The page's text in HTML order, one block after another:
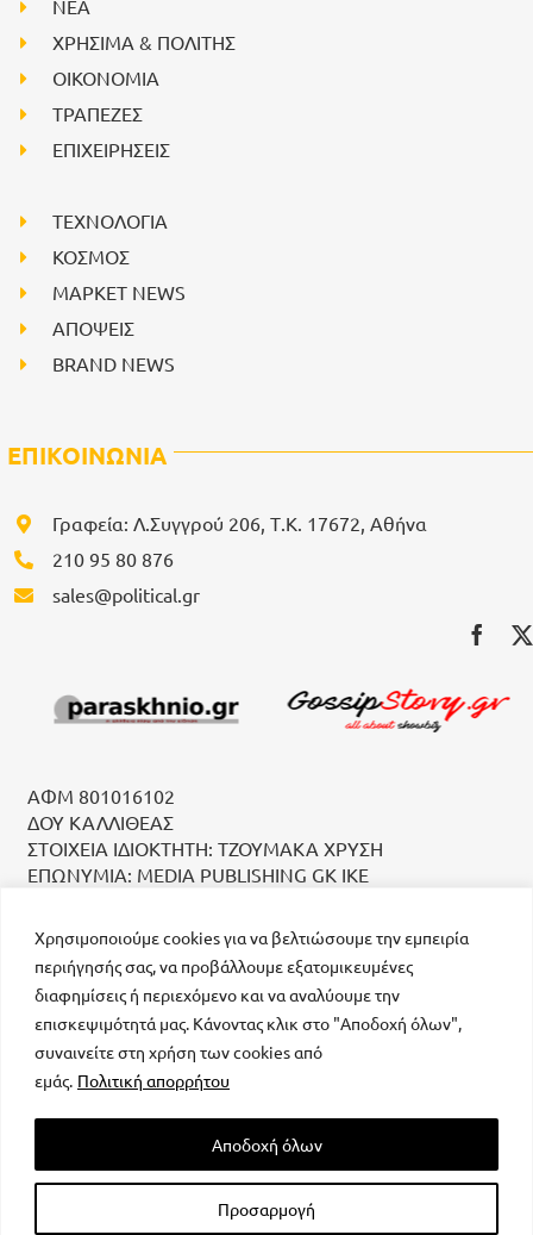
Χρησιμοποιούμε cookies για να βελτιώσουμε την εμπειρία
περιήγησής σας, να προβάλλουμε εξατομικευμένες
διαφημίσεις ή περιεχόμενο και να αναλύουμε την
επισκεψιμότητά μας. Κάνοντας κλικ στο "Αποδοχή όλων",
συναινείτε στη χρήση των cookies από
εμάς. Πολιτική απορρήτου
Προσαρμογή
Αποδοχή όλων
NEA
ΧΡΗΣΙΜΑ & ΠΟΛΙΤΗΣ
ΟΙΚΟΝΟΜΙΑ
ΤΡΑΠΕΖΕΣ
ΕΠΙΧΕΙΡΗΣΕΙΣ
ΤΕΧΝΟΛΟΓΙΑ
ΚΟΣΜΟΣ
ΜΑΡΚΕΤ NEWS
ΑΠΟΨΕΙΣ
BRAND NEWS
ΕΠΙΚΟΙΝΩΝΙΑ
Γραφεία: Λ.Συγγρού 206, Τ.Κ. 17672, Αθήνα
210 95 80 876
sales@political.gr
ΑΦΜ 801016102
ΔΟΥ ΚΑΛΛΙΘΕΑΣ
ΣΤΟΙΧΕΙΑ ΙΔΙΟΚΤΗΤΗ: ΤΖΟΥΜΑΚΑ ΧΡΥΣΗ
ΕΠΩΝΥΜΙΑ: MEDIA PUBLISHING GK IKE
μοναδικός αριθμός Μ.Η.Τ. 232223